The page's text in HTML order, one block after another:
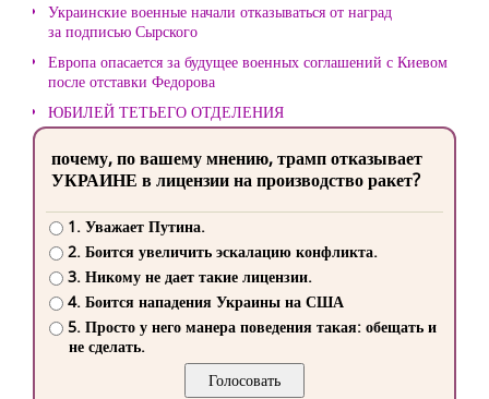
Украинские военные начали отказываться от наград
за подписью Сырского
Европа опасается за будущее военных соглашений с Киевом
после отставки Федорова
ЮБИЛЕЙ ТЕТЬЕГО ОТДЕЛЕНИЯ
почему, по вашему мнению, трамп отказывает
УКРАИНЕ в лицензии на производство ракет?
1. Уважает Путина.
2. Боится увеличить эскалацию конфликта.
3. Никому не дает такие лицензии.
4. Боится нападения Украины на США
5. Просто у него манера поведения такая: обещать и
не сделать.